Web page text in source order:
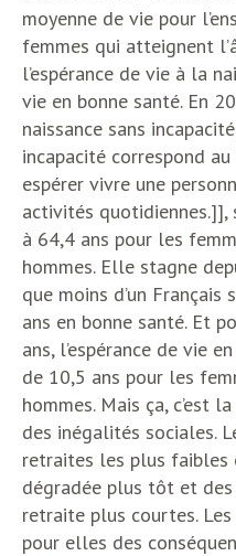
moyenne de vie pour
femmes qui atteignent
l’espérance de vie à la
vie en bonne santé. En
naissance sans
incapacité correspond
espérer vivre une
activités quotidiennes.]],
à 64,4 ans pour les
hommes. Elle stagne
que moins d’un
ans en bonne santé. Et
ans, l’espérance de vie
de 10,5 ans pour les
hommes. Mais ça, c’est
des inégalités sociales.
retraites les plus faibles
dégradée plus tôt et des
retraite plus courtes.
pour elles des